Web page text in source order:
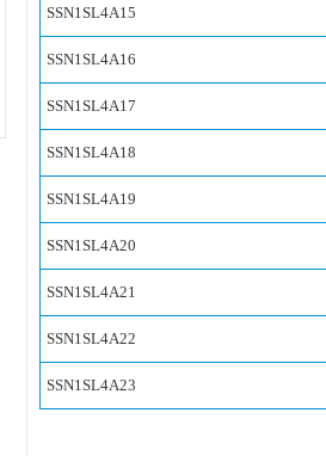
SSN1SL4A15
SSN1SL4A16
SSN1SL4A17
SSN1SL4A18
SSN1SL4A19
SSN1SL4A20
SSN1SL4A21
SSN1SL4A22
SSN1SL4A23